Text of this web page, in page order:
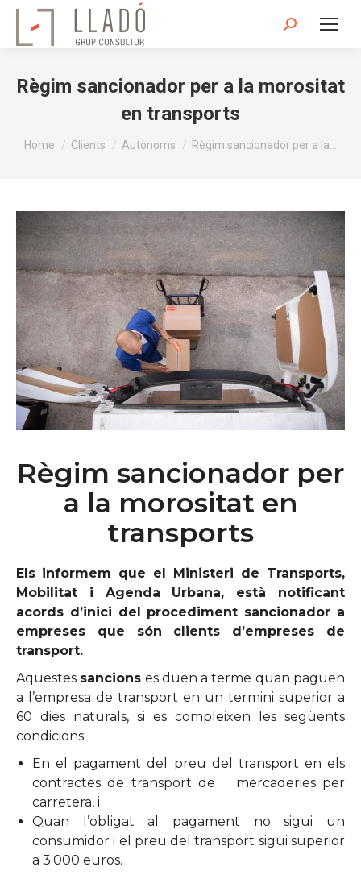
Search:
Règim sancionador per a la morositat
en transports
You are here:
Home Clients Autònoms Règim sancionador per a la…
Règim sancionador per
a la morositat en
transports
Els informem que el Ministeri de Transports,
Mobilitat i Agenda Urbana, està notificant
acords d’inici del procediment sancionador a
empreses que són clients d’empreses de
transport.
Aquestes sancions es duen a terme quan paguen
a l’empresa de transport en un termini superior a
60 dies naturals, si es compleixen les següents
condicions:
En el pagament del preu del transport en els
contractes de transport de mercaderies per
carretera, i
Quan l’obligat al pagament no sigui un
consumidor i el preu del transport sigui superior
a 3.000 euros.